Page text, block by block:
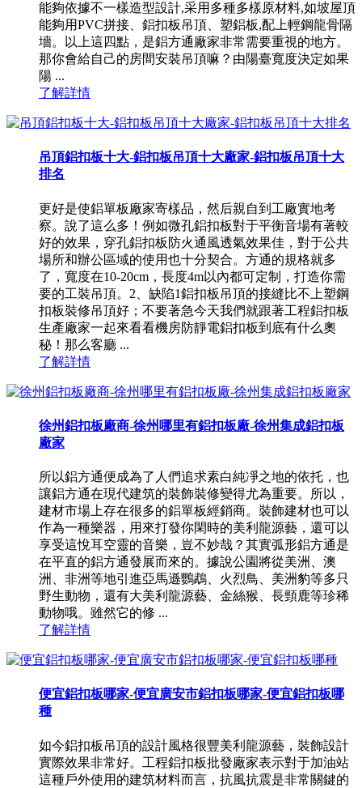
能夠依據不一樣造型設計,采用多種多樣原材料,如坡屋頂
能夠用PVC拼接、鋁扣板吊頂、塑鋁板,配上輕鋼龍骨隔
墻。以上這四點，是鋁方通廠家非常需要重視的地方。
那你會給自己的房間安裝吊頂嘛？由陽臺寬度決定如果
陽 ...
了解詳情
吊頂鋁扣板十大-鋁扣板吊頂十大廠家-鋁扣板吊頂十大
排名
更好是使鋁單板廠家寄樣品，然后親自到工廠實地考
察。說了這么多！例如微孔鋁扣板對于平衡音場有著較
好的效果，穿孔鋁扣板防火通風透氣效果佳，對于公共
場所和辦公區域的使用也十分契合。方通的規格就多
了，寬度在10-20cm，長度4m以內都可定制，打造你需
要的工裝吊頂。2、缺陷1鋁扣板吊頂的接縫比不上塑鋼
扣板裝修吊頂好；不要著急今天我們就跟著工程鋁扣板
生產廠家一起來看看機房防靜電鋁扣板到底有什么奧
秘！那么客廳 ...
了解詳情
徐州鋁扣板廠商-徐州哪里有鋁扣板廠-徐州集成鋁扣板
廠家
所以鋁方通便成為了人們追求素白純凈之地的依托，也
讓鋁方通在現代建筑的裝飾裝修變得尤為重要。所以，
建材市場上存在很多的鋁單板經銷商。裝飾建材也可以
作為一種樂器，用來打發你閑時的美利龍源藝，還可以
享受這悅耳空靈的音樂，豈不妙哉？其實弧形鋁方通是
在平直的鋁方通發展而來的。據說公園將從美洲、澳
洲、非洲等地引進亞馬遜鸚鵡、火烈鳥、美洲豹等多只
野生動物，還有大美利龍源藝、金絲猴、長頸鹿等珍稀
動物哦。雖然它的修 ...
了解詳情
便宜鋁扣板哪家-便宜廣安市鋁扣板哪家-便宜鋁扣板哪
種
如今鋁扣板吊頂的設計風格很豐美利龍源藝，裝飾設計
實際效果非常好。工程鋁扣板批發廠家表示對于加油站
這種戶外使用的建筑材料而言，抗風抗震是非常關鍵的